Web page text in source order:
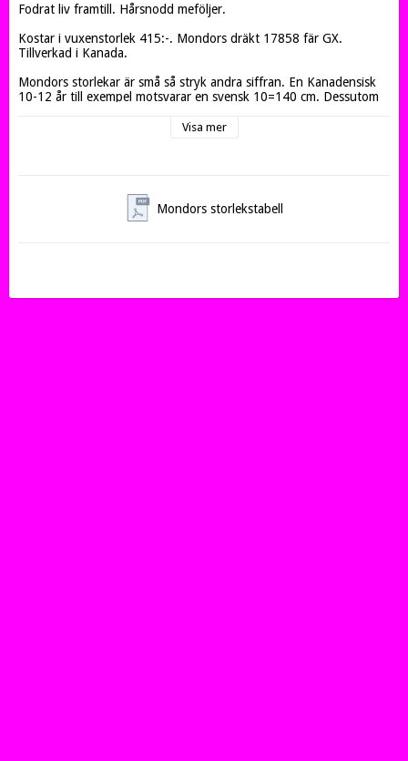
Fodrat liv framtill. Hårsnodd meföljer.
Kostar i vuxenstorlek 415:-. Mondors dräkt 17858 fär GX.
Tillverkad i Kanada.
Mondors storlekar är små så stryk andra siffran. En Kanadensisk
10-12 år till exempel motsvarar en svensk 10=140 cm. Dessutom
Visa mer
Mondors storlekstabell